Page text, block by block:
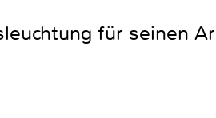
für seinen